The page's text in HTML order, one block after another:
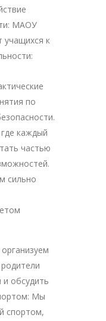
МАОУ
учащихся к
по
каждый
частью
сильно
обсудить
Мы
спортом,